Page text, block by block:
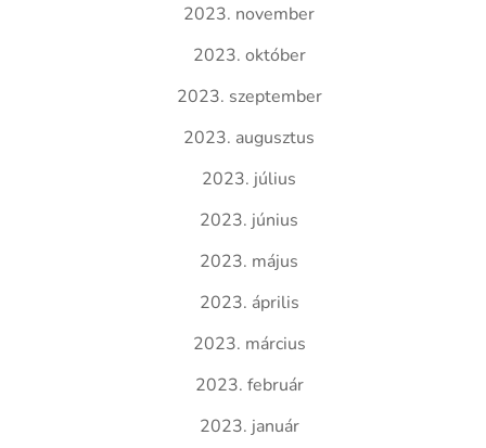
2023. november
2023. október
2023. szeptember
2023. augusztus
2023. július
2023. június
2023. május
2023. április
2023. március
2023. február
2023. január